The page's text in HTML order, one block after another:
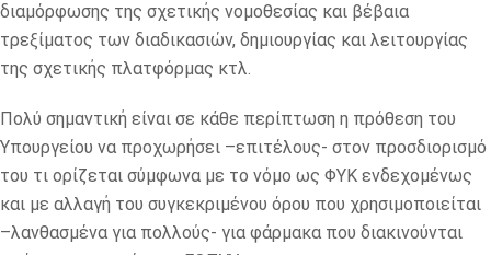
διαμόρφωσης της σχετικής νομοθεσίας και βέβαια
τρεξίματος των διαδικασιών, δημιουργίας και λειτουργίας
της σχετικής πλατφόρμας κτλ.
Πολύ σημαντική είναι σε κάθε περίπτωση η πρόθεση του
Υπουργείου να προχωρήσει –επιτέλους- στον προσδιορισμό
του τι ορίζεται σύμφωνα με το νόμο ως ΦΥΚ ενδεχομένως
και με αλλαγή του συγκεκριμένου όρου που χρησιμοποιείται
–λανθασμένα για πολλούς- για φάρμακα που διακινούνται